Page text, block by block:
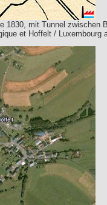
1830, mit Tunnel zwischen
et Hoffelt / Luxembourg